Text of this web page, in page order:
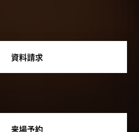
資料請求
来場予約